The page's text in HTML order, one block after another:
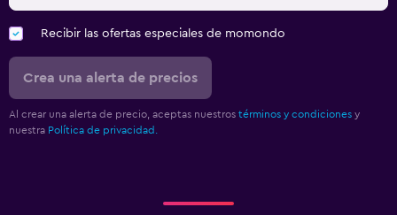
Recibir las ofertas especiales de momondo
Crea una alerta de precios
Al crear una alerta de precio, aceptas nuestros términos y condiciones y
nuestra Política de privacidad.